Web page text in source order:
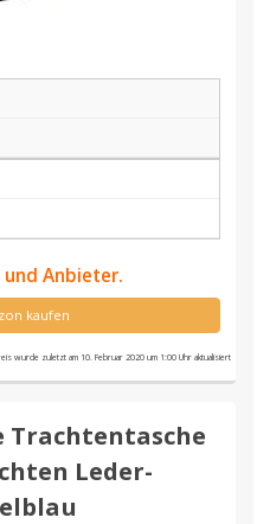
und Anbieter.
kaufen
wurde zuletzt am 10. Februar 2020 um 1:00 Uhr aktualisiert
Trachtentasche
Leder-